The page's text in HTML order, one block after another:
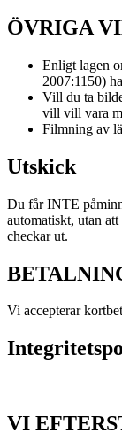
ÖVRIGA
Enligt lagen
2007:1150)
Vill du ta
vill vill vara
Filmning av
Utskick
Du får INTE
automatiskt, utan
checkar ut.
Vi accepterar
VI